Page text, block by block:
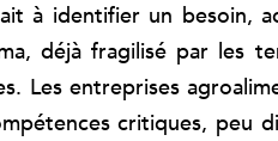
à identifier un besoin,
déjà fragilisé par les
Les entreprises
critiques, peu